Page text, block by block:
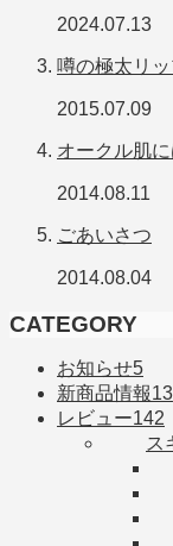
2024.07.13
噂の極太リ
2015.07.09
オークル肌
2014.08.11
ごあいさつ
2014.08.04
CATEGORY
お知らせ5
新商品情報13
レビュー142
ス